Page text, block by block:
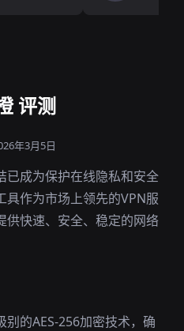
评测
年3月5日
成为保护在线隐私和安全
具作为市场上领先的VPN服
供快速、安全、稳定的网络
的AES-256加密技术，确